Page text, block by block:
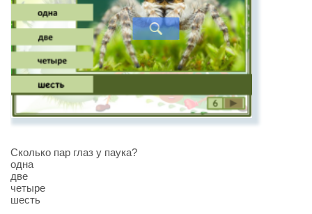
Сколько пар глаз у паука?
одна
две
четыре
шесть